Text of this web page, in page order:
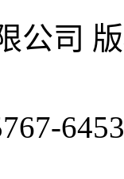
公司